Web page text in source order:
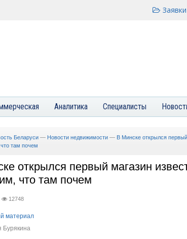
Заявки
Аналитика Специалисты
Беларуси — Новости недвижимости — В Минске открылся первый
там почем
открылся первый магазин
что там почем
12748
материал
Бурякина